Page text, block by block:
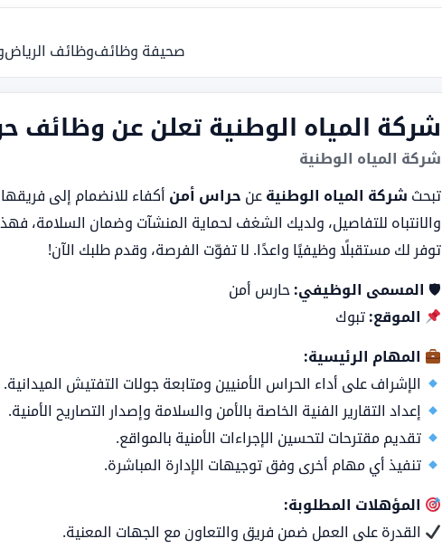
صحيفة وظائفوظائف الرياض
شركة المياه الوطنية تعلن عن
شركة المياه الوطنية
تبحث شركة المياه الوطنية عن حراس أمن أكفاء للانضمام إلى
والانتباه للتفاصيل، ولديك الشغف لحماية المنشآت وضمان السلامة،
توفر لك مستقبلًا وظيفيًا واعدًا. لا تفوّت الفرصة، وقدم طلبك الآن!
🛡 المسمى الوظيفي: حارس أمن
الموقع: تبوك
المهام الرئيسية:
الإشراف على أداء الحراس الأمنيين ومتابعة جولات التفتيش الميدانية.
إعداد التقارير الفنية الخاصة بالأمن والسلامة وإصدار التصاريح الأمنية.
تقديم مقترحات لتحسين الإجراءات الأمنية بالمواقع.
تنفيذ أي مهام أخرى وفق توجيهات الإدارة المباشرة.
المؤهلات المطلوبة:
القدرة على العمل ضمن فريق والتعاون مع الجهات المعنية.